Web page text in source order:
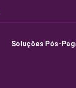
Soluções Pós-